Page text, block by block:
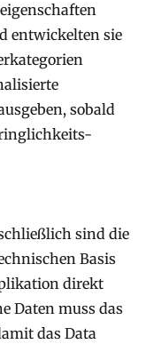
entwickelten sie
sobald
sind die
Basis
direkt
Daten muss das
das Data